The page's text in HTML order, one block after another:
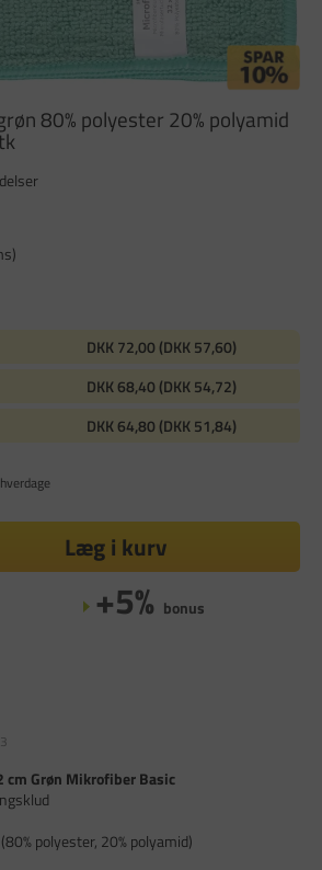
80% polyester 20% polyamid
DKK 72,00 (DKK 57,60)
DKK 68,40 (DKK 54,72)
DKK 64,80 (DKK 51,84)
Læg i kurv
+5% bonus
Grøn Mikrofiber Basic
polyester, 20% polyamid)